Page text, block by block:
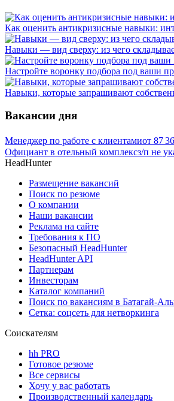
Как оценить антикризисные навыки:
Навыки — вид сверху: из чего
Настройте воронку подбора под ваши
Навыки, которые запрашивают
Вакансии дня
Менеджер по работе с клиентамиот 87
Официант в отельный комплексз/п не
HeadHunter
Размещение вакансий
Поиск по резюме
О компании
Наши вакансии
Реклама на сайте
Требования к ПО
Безопасный HeadHunter
HeadHunter API
Партнерам
Инвесторам
Каталог компаний
Поиск по вакансиям в Батагай-
Сетка: соцсеть для нетворкинга
Соискателям
hh PRO
Готовое резюме
Все сервисы
Хочу у вас работать
Производственный календарь